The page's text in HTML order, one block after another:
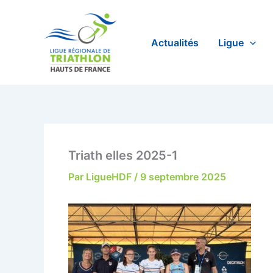
Actualités Ligue
Triath elles 2025-1
Par LigueHDF / 9 septembre 2025